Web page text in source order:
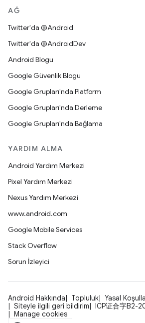
AĞ
Twitter'da @Android
Twitter'da @AndroidDev
Android Blogu
Google Güvenlik Blogu
Google Grupları'nda Platform
Google Grupları'nda Derleme
Google Grupları'nda Bağlama
YARDIM ALMA
Android Yardım Merkezi
Pixel Yardım Merkezi
Nexus Yardım Merkezi
www.android.com
Google Mobile Services
Stack Overflow
Sorun İzleyici
Android Hakkında Topluluk Yasal
Siteyle ilgili geri bildirim
ICP证合字B2-
Manage cookies